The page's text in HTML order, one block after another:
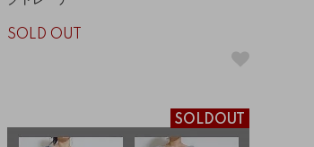
SOLD OUT
SOLDOUT